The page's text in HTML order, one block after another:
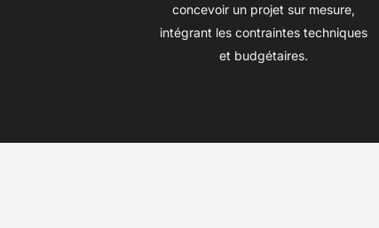
concevoir un projet sur mesure,
intégrant les contraintes techniques
et budgétaires.